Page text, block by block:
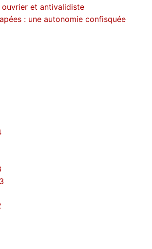
ouvrier et antivalidiste
: une autonomie confisquée